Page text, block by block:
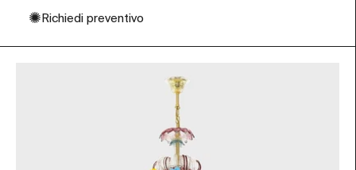
✺ Richiedi preventivo